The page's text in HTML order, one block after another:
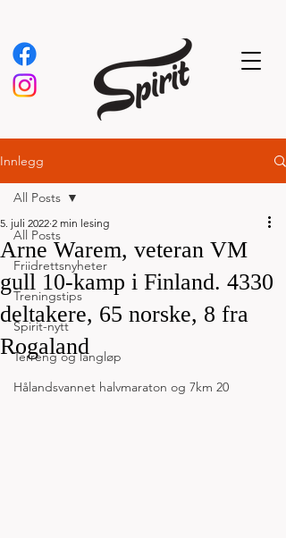
Innlegg
All Posts
Friidrettsnyheter
Treningstips
Spirit-nytt
Terreng og langløp
Hålandsvannet halvmaraton og 7km 20
All Posts
Arne Warem, veteran VM
gull 10-kamp i Finland. 4330
deltakere, 65 norske, 8 fra
Rogaland
5. juli 2022 2 min lesing